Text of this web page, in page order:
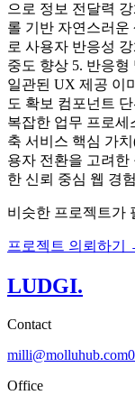
으로 정보 전달력
롤 기반 자연스러운
로 사용자 반응성
중도 향상 5. 반응
일관된 UX 제공 이
도 확보 컴포넌트
복잡한 업무 프로
축 서비스 핵심 가
용자 전환을 고려한
한 신뢰 중심 웹 경
비슷한 프로젝트가
프로젝트 의뢰하기
LUDGI.
Contact
milli@molluhub.com
Office